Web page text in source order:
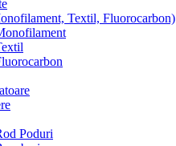
Textil, Fluorocarbon)
Poduri